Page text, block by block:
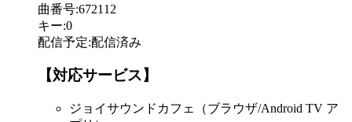
曲番号:672112
キー:0
配信予定:配信済み
【対応サービス】
ジョイサウンドカフェ（ブラウザ/Android TV ア